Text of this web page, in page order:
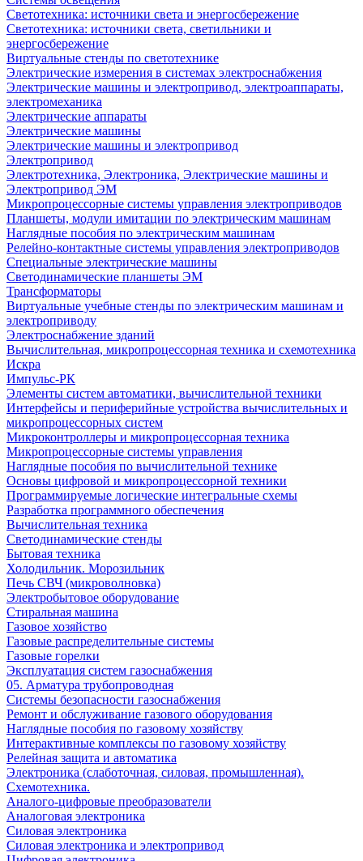
Светотехника: источники света и энергосбережение
Светотехника: источники света, светильники и
энергосбережение
Виртуальные стенды по светотехнике
Электрические измерения в системах электроснабжения
Электрические машины и электропривод, электроаппараты,
электромеханика
Электрические аппараты
Электрические машины
Электрические машины и электропривод
Электропривод
Электротехника, Электроника, Электрические машины и
Электропривод ЭМ
Микропроцессорные системы управления электроприводов
Планшеты, модули имитации по электрическим машинам
Наглядные пособия по электрическим машинам
Релейно-контактные системы управления электроприводов
Специальные электрические машины
Светодинамические планшеты ЭМ
Трансформаторы
Виртуальные учебные стенды по электрическим машинам и
электроприводу
Электроснабжение зданий
Вычислительная, микропроцессорная техника и схемотехника
Искра
Импульс-РК
Элементы систем автоматики, вычислительной техники
Интерфейсы и периферийные устройства вычислительных и
микропроцессорных систем
Микроконтроллеры и микропроцессорная техника
Микропроцессорные системы управления
Наглядные пособия по вычислительной технике
Основы цифровой и микропроцессорной техники
Программируемые логические интегральные схемы
Разработка программного обеспечения
Вычислительная техника
Светодинамические стенды
Бытовая техника
Холодильник. Морозильник
Печь СВЧ (микроволновка)
Электробытовое оборудование
Стиральная машина
Газовое хозяйство
Газовые распределительные системы
Газовые горелки
Эксплуатация систем газоснабжения
05. Арматура трубопроводная
Системы безопасности газоснабжения
Ремонт и обслуживание газового оборудования
Наглядные пособия по газовому хозяйству
Интерактивные комплексы по газовому хозяйству
Релейная защита и автоматика
Электроника (слаботочная, силовая, промышленная).
Схемотехника.
Аналого-цифровые преобразователи
Аналоговая электроника
Cиловая электроника
Cиловая электроника и электропривод